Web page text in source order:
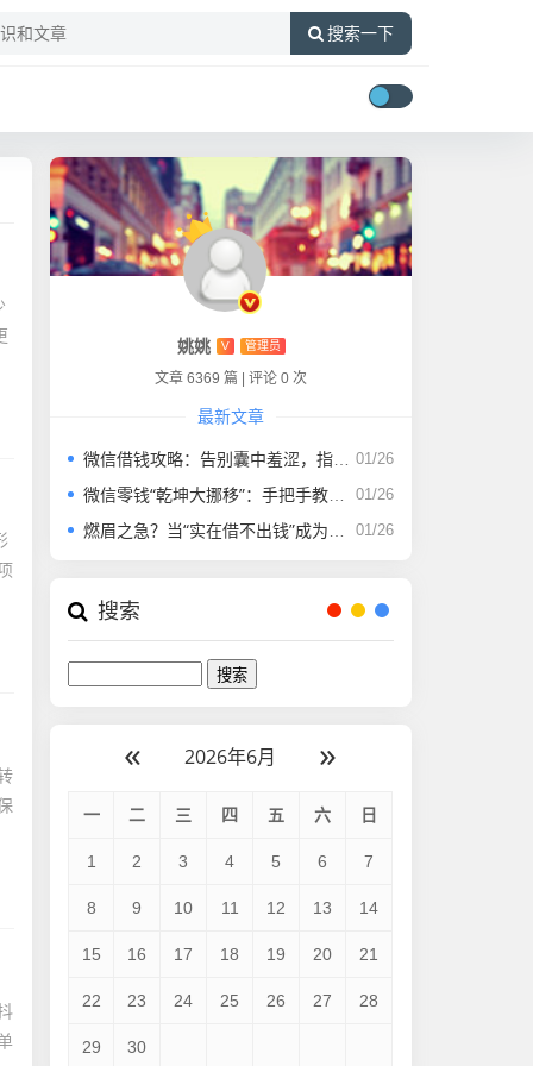
搜索一下
姚姚 V 管理员
文章 6369 篇 评论 0 次
最新文章
01/26
微信借钱攻略：告别囊中羞涩，指尖上的“救命稻草”！
01/26
微信零钱“乾坤大挪移”：手把手教你借到急需的“小金库”
01/26
燃眉之急？当“实在借不出钱”成为现实，这些“秘密通道”或许能帮你
搜索
« 2026年6月 »
一 二 三 四 五 六 日
1 2 3 4 5 6 7
8 9 10 11 12 13 14
15 16 17 18 19 20 21
22 23 24 25 26 27 28
29 30